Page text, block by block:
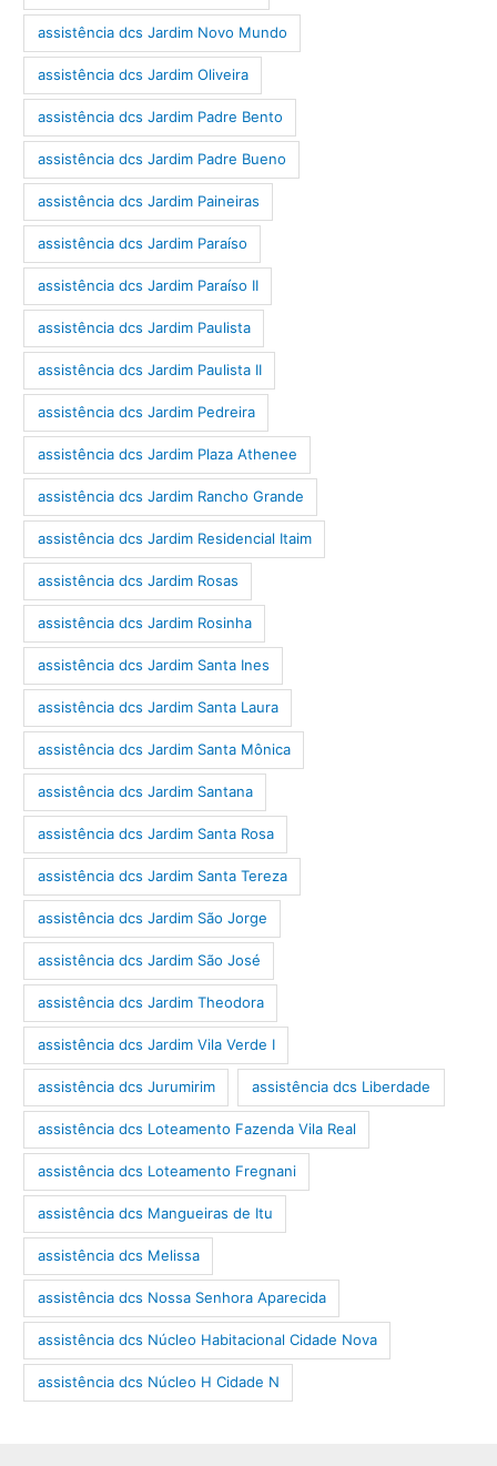
assistência dcs Jardim Novo Mundo
assistência dcs Jardim Oliveira
assistência dcs Jardim Padre Bento
assistência dcs Jardim Padre Bueno
assistência dcs Jardim Paineiras
assistência dcs Jardim Paraíso
assistência dcs Jardim Paraíso II
assistência dcs Jardim Paulista
assistência dcs Jardim Paulista II
assistência dcs Jardim Pedreira
assistência dcs Jardim Plaza Athenee
assistência dcs Jardim Rancho Grande
assistência dcs Jardim Residencial Itaim
assistência dcs Jardim Rosas
assistência dcs Jardim Rosinha
assistência dcs Jardim Santa Ines
assistência dcs Jardim Santa Laura
assistência dcs Jardim Santa Mônica
assistência dcs Jardim Santana
assistência dcs Jardim Santa Rosa
assistência dcs Jardim Santa Tereza
assistência dcs Jardim São Jorge
assistência dcs Jardim São José
assistência dcs Jardim Theodora
assistência dcs Jardim Vila Verde I
assistência dcs Jurumirim assistência dcs Liberdade
assistência dcs Loteamento Fazenda Vila Real
assistência dcs Loteamento Fregnani
assistência dcs Mangueiras de Itu
assistência dcs Melissa
assistência dcs Nossa Senhora Aparecida
assistência dcs Núcleo Habitacional Cidade Nova
assistência dcs Núcleo H Cidade N